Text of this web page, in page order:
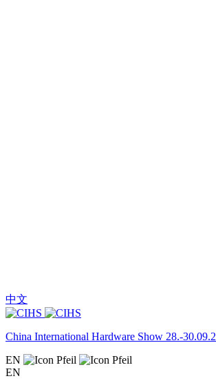
中文
China International Hardware Show 28.-
EN
EN